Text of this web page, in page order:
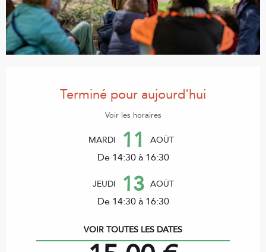
Terminé pour aujourd'hui
Voir les horaires
MARDI 11 AOÛT
De 14:30 à 16:30
JEUDI 13 AOÛT
De 14:30 à 16:30
VOIR TOUTES LES DATES